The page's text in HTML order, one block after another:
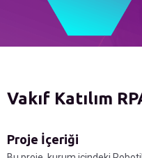
Vakıf Katılım
Proje İçeriği